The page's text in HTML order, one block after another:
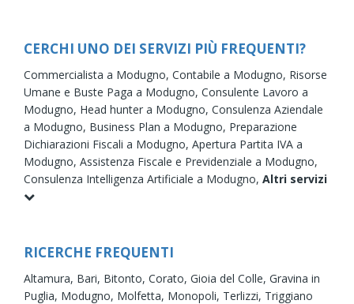
CERCHI UNO DEI SERVIZI PIÙ FREQUENTI?
Commercialista a Modugno, Contabile a Modugno, Risorse
Umane e Buste Paga a Modugno, Consulente Lavoro a
Modugno, Head hunter a Modugno, Consulenza Aziendale
a Modugno, Business Plan a Modugno, Preparazione
Dichiarazioni Fiscali a Modugno, Apertura Partita IVA a
Modugno, Assistenza Fiscale e Previdenziale a Modugno,
Consulenza Intelligenza Artificiale a Modugno, Altri servizi
RICERCHE FREQUENTI
Altamura, Bari, Bitonto, Corato, Gioia del Colle, Gravina in
Puglia, Modugno, Molfetta, Monopoli, Terlizzi, Triggiano